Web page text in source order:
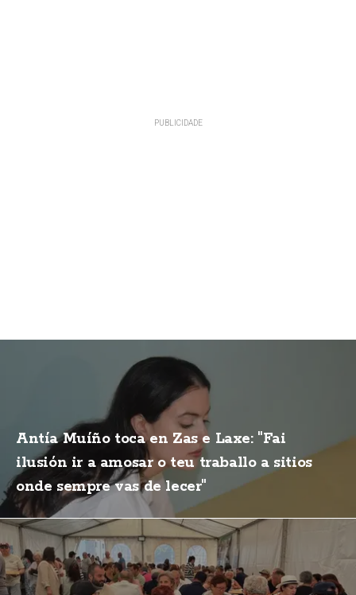
Antía Muíño toca en Zas e Laxe: "Fai
ilusión ir a amosar o teu traballo a sitios
onde sempre vas de lecer"